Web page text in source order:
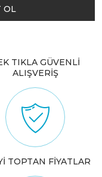
OL
TIKLA GÜVENLİ
ALIŞVERİŞ
TOPTAN FİYATLAR